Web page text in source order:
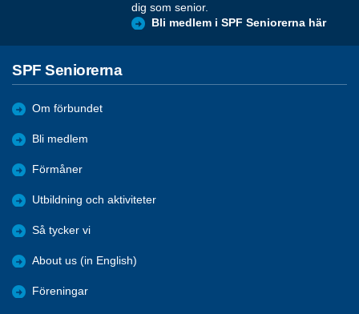
dig som senior.
Bli medlem i SPF Seniorerna här
SPF Seniorerna
Om förbundet
Bli medlem
Förmåner
Utbildning och aktiviteter
Så tycker vi
About us (in English)
Föreningar